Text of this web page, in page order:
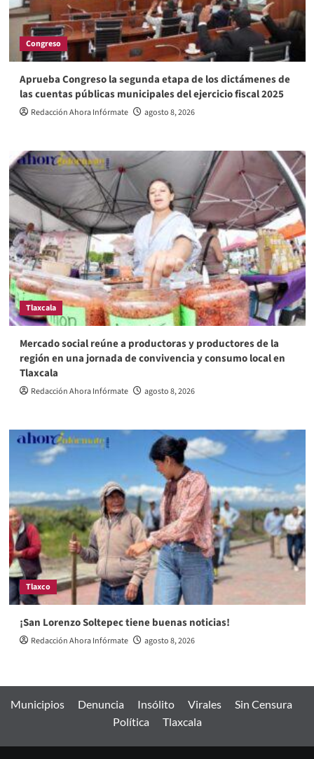
Congreso
Aprueba Congreso la segunda etapa de los dictámenes de
las cuentas públicas municipales del ejercicio fiscal 2025
Redacción Ahora Infórmate agosto 8, 2026
Tlaxcala
Mercado social reúne a productoras y productores de la
región en una jornada de convivencia y consumo local en
Tlaxcala
Redacción Ahora Infórmate agosto 8, 2026
Tlaxco
¡San Lorenzo Soltepec tiene buenas noticias!
Redacción Ahora Infórmate agosto 8, 2026
Municipios Denuncia Insólito Virales
Sin Censura
Política
Tlaxcala